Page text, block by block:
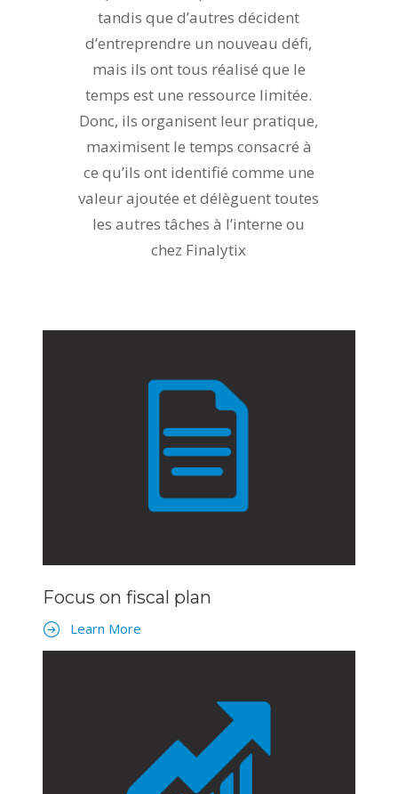
tandis que d’autres décident
d’entreprendre un nouveau défi,
mais ils ont tous réalisé que le
temps est une ressource limitée.
Donc, ils organisent leur pratique,
maximisent le temps consacré à
ce qu’ils ont identifié comme une
valeur ajoutée et délèguent toutes
les autres tâches à l’interne ou
chez Finalytix
Focus on fiscal plan
Learn More